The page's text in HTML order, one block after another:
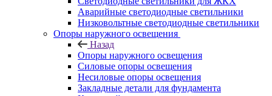
Аварийные светодиодные светильники
Низковольтные светодиодные светильники
Опоры наружного освещения
Назад
Опоры наружного освещения
Силовые опоры освещения
Несиловые опоры освещения
Закладные детали для фундамента